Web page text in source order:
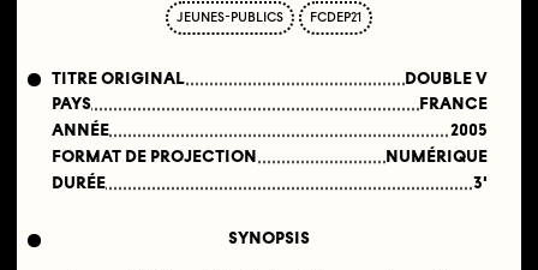
JEUNES-PUBLICS FCDEP21
TITRE ORIGINAL
DOUBLE V
PAYS
FRANCE
ANNÉE
2005
FORMAT DE PROJECTION
NUMÉRIQUE
DURÉE
3'
SYNOPSIS